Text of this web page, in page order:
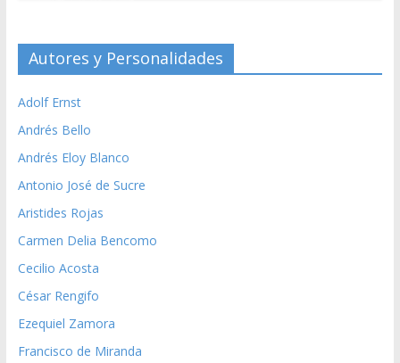
Autores y Personalidades
Adolf Ernst
Andrés Bello
Andrés Eloy Blanco
Antonio José de Sucre
Aristides Rojas
Carmen Delia Bencomo
Cecilio Acosta
César Rengifo
Ezequiel Zamora
Francisco de Miranda